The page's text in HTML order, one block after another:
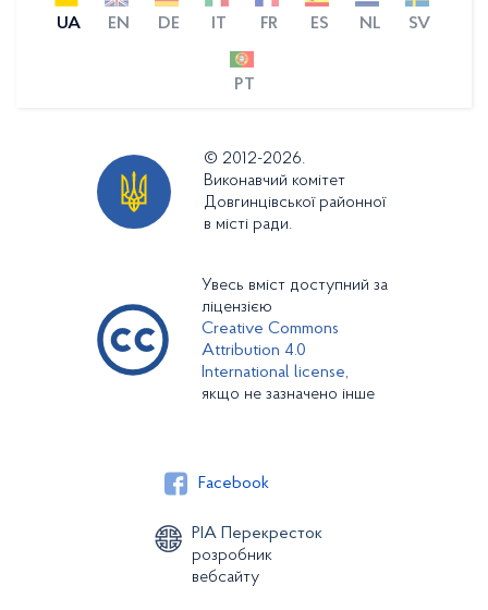
UA EN DE IT FR ES NL SV
PT
© 2012-2026.
Виконавчий комітет
Довгинцівської районної
в місті ради.
Увесь вміст доступний за
ліцензією
Creative Commons
Attribution 4.0
International license,
якщо не зазначено інше
Facebook
РІА Перекресток
розробник
вебсайту